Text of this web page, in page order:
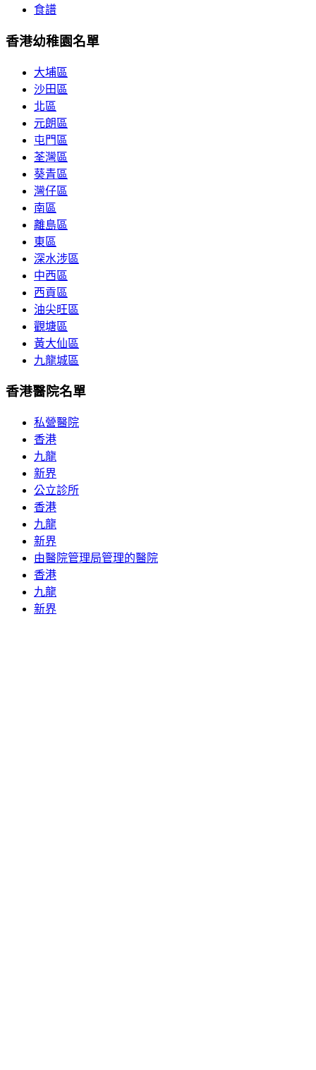
食譜
香港幼稚園名單
大埔區
沙田區
北區
元朗區
屯門區
荃灣區
葵青區
灣仔區
南區
離島區
東區
深水涉區
中西區
西貢區
油尖旺區
觀塘區
黃大仙區
九龍城區
香港醫院名單
私營醫院
香港
九龍
新界
公立診所
香港
九龍
新界
由醫院管理局管理的醫院
香港
九龍
新界